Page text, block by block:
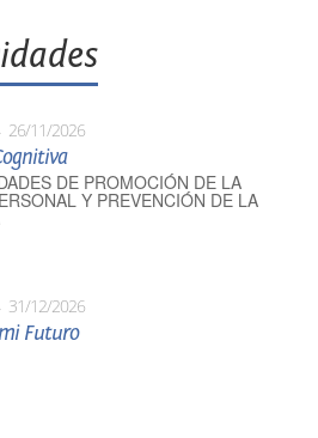
26/11/2026
DE PROMOCIÓN DE LA
Y PREVENCIÓN DE LA
31/12/2026
Futuro